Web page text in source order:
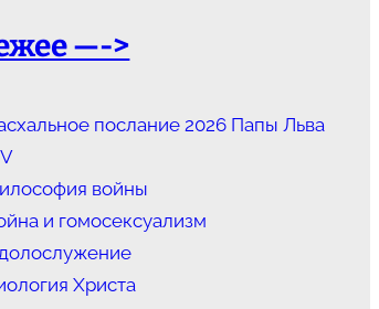
—->
послание 2026 Папы Льва
войны
и гомосексуализм
Христа